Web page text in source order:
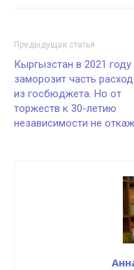
Предыдущая статья
Кыргызстан в 2021 году
заморозит часть
из госбюджета. Но от
торжеств к 30-летию
независимости не